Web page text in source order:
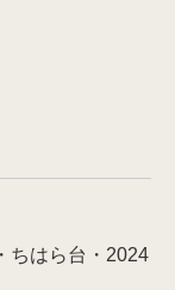
ちはら台・2024